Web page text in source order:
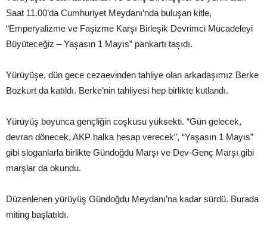
Saat 11.00’da Cumhuriyet Meydanı’nda buluşan kitle,
“Emperyalizme ve Faşizme Karşı Birleşik Devrimci Mücadeleyi
Büyüteceğiz – Yaşasın 1 Mayıs” pankartı taşıdı.
Yürüyüşe, dün gece cezaevinden tahliye olan arkadaşımız Berke
Bozkurt da katıldı. Berke’nin tahliyesi hep birlikte kutlandı.
Yürüyüş boyunca gençliğin coşkusu yüksekti. “Gün gelecek,
devran dönecek, AKP halka hesap verecek”, “Yaşasın 1 Mayıs”
gibi sloganlarla birlikte Gündoğdu Marşı ve Dev-Genç Marşı gibi
marşlar da okundu.
Düzenlenen yürüyüş Gündoğdu Meydanı’na kadar sürdü. Burada
miting başlatıldı.